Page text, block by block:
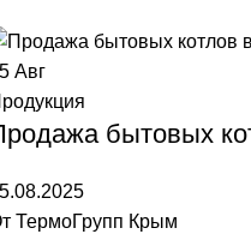
Авг
бытовых
ТермоГрупп Крым